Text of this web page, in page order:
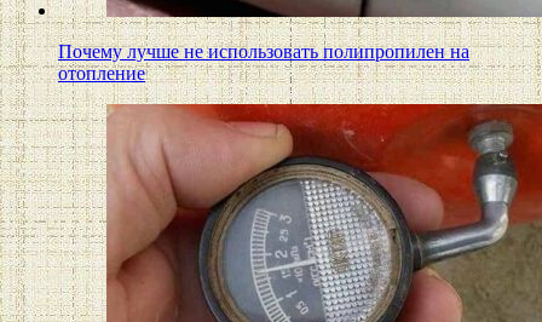
Почему лучше не использовать полипропилен на
отопление